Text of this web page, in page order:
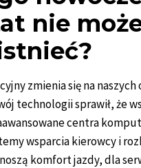
nie
zmienia się na naszych
technologii sprawił, że
centra
wsparcia kierowcy i
komfort jazdy, dla